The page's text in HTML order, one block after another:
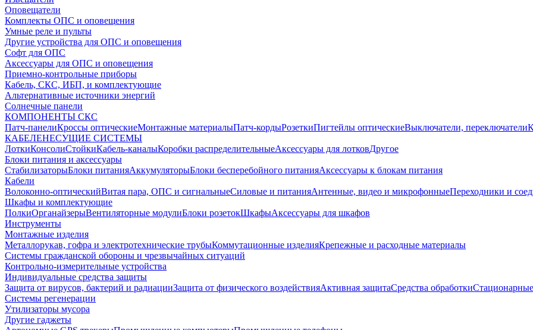
Оповещатели
Комплекты ОПС и оповещения
Умные реле и пульты
Другие устройства для ОПС и оповещения
Софт для ОПС
Аксессуары для ОПС и оповещения
Приемно-контрольные приборы
Кабель, СКС, ИБП, и комплектующие
Альтернативные источники энергий
Солнечные панели
КОМПОНЕНТЫ СКС
Патч-панелиКроссы оптическиеМонтажные материалыПатч-кордыРозеткиПигтейлы оптическиеВыключатели, переключатели
КАБЕЛЕНЕСУЩИЕ СИСТЕМЫ
ЛоткиКонсолиСтойкиКабель-каналыКоробки распределительныеАксессуары для лотковДругое
Блоки питания и аксессуары
СтабилизаторыБлоки питанияАккумуляторыБлоки бесперебойного питанияАксессуары к блокам питания
Кабели
Волоконно-оптическийВитая пара, ОПС и сигнальныеСиловые и питанияАнтенные, видео и микрофонныеПереходники и
Шкафы и комплектующие
ПолкиОрганайзерыВентиляторные модулиБлоки розетокШкафыАксессуары для шкафов
Инструменты
Монтажные изделия
Металлорукав, гофра и электротехнические трубыКоммутационные изделияКрепежные и расходные материалы
Системы гражданской обороны и чрезвычайных ситуаций
Контрольно-измерительные устройства
Индивидуальные средства защиты
Защита от вирусов, бактерий и радиацииЗащита от физического воздействияАктивная защитаСредства обработки
Системы регенерации
Утилизаторы мусора
Другие гаджеты